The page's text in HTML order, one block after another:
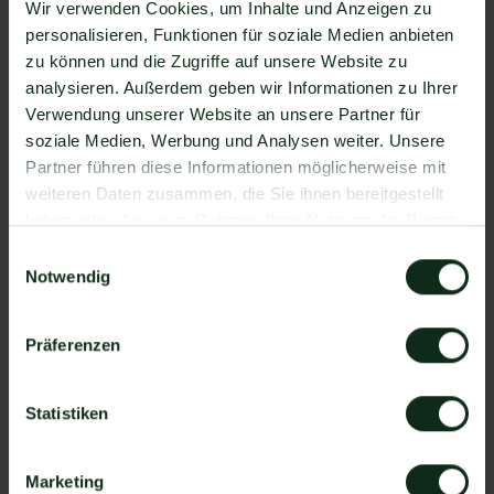
Wir verwenden Cookies, um Inhalte und Anzeigen zu
personalisieren, Funktionen für soziale Medien anbieten
zu können und die Zugriffe auf unsere Website zu
analysieren. Außerdem geben wir Informationen zu Ihrer
Verwendung unserer Website an unsere Partner für
soziale Medien, Werbung und Analysen weiter. Unsere
Partner führen diese Informationen möglicherweise mit
weiteren Daten zusammen, die Sie ihnen bereitgestellt
Notwendig
Präferenzen
Statistiken
Marketing
über 6.000 Apps zur Verfügung, die Sie mit
WhatsApp verbinden können. Darunter ist
natürlich auch OfficeRnD !
Da der Einrichtungsprozess der Integration je nach
dem Anbieter der WhatsApp API Schnittstelle
differenziert, gibt es keine allgemein gültige
Anleitung. Wir zeigen Ihnen im Folgenden, wie die
Einrichtung der Integration von OfficeRnD und
WhatsApp mit Mateo funktioniert.
OfficeRnD und WhatsApp
Account und Mateo Konto hinzufügen
als Auslöser hinzufügen
hinzufügen.